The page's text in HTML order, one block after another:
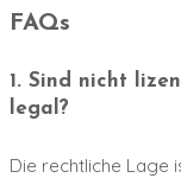
FAQs
1. Sind nicht
legal?
Die rechtliche Lage